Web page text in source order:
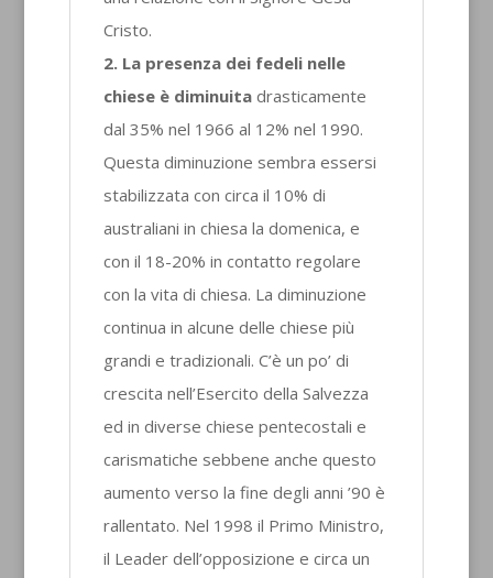
Cristo.
2. La presenza dei fedeli nelle
chiese è diminuitadrasticamente
dal 35% nel 1966 al 12% nel 1990.
Questa diminuzione sembra essersi
stabilizzata con circa il 10% di
australiani in chiesa la domenica, e
con il 18-20% in contatto regolare
con la vita di chiesa. La diminuzione
continua in alcune delle chiese più
grandi e tradizionali. C’è un po’ di
crescita nell’Esercito della Salvezza
ed in diverse chiese pentecostali e
carismatiche sebbene anche questo
aumento verso la fine degli anni ’90 è
rallentato. Nel 1998 il Primo Ministro,
il Leader dell’opposizione e circa un